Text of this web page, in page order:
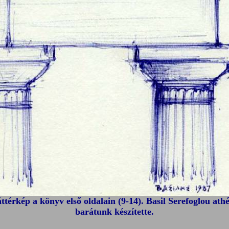
a könyv első oldalain (9-14). Basil Serefoglou
barátunk készítette.